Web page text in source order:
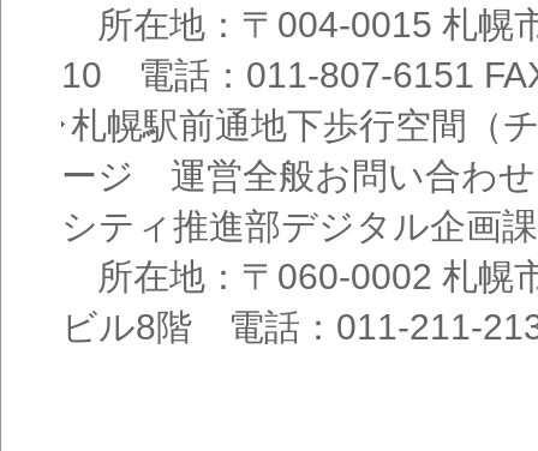
所在地：〒004-0015 札幌
10 電話：011-807-6151
札幌駅前通地下歩行空間（
ージ 運営全般お問い合わ
シティ推進部デジタル企画課
所在地：〒060-0002 札幌
ビル8階 電話：011-211-